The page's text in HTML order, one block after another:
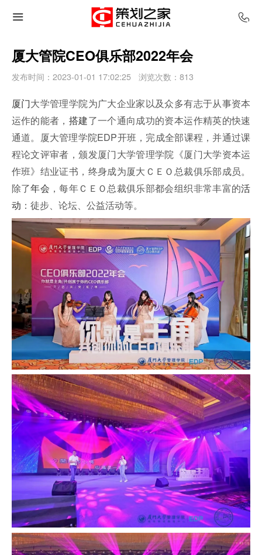
厦大管院CEO俱乐部2022年会
发布时间：2023-01-01 17:02:25 浏览次数：813
厦门大学管理学院为广大企业家以及众多有志于从事资本
运作的能者， 搭建了一个通向成功的资本运作精英的快速
通道。厦大管理学院EDP开班，完成全部课程，并通过课
程论文评审者，颁发厦门大学管理学院《厦门大学资本运
作班》结业证书，终身成为厦大ＣＥＯ总裁俱乐部成员。
除了年会 ，每年ＣＥＯ总裁俱乐部都会组织非常丰富的活
动 ：徒步、论坛、公益活动等。